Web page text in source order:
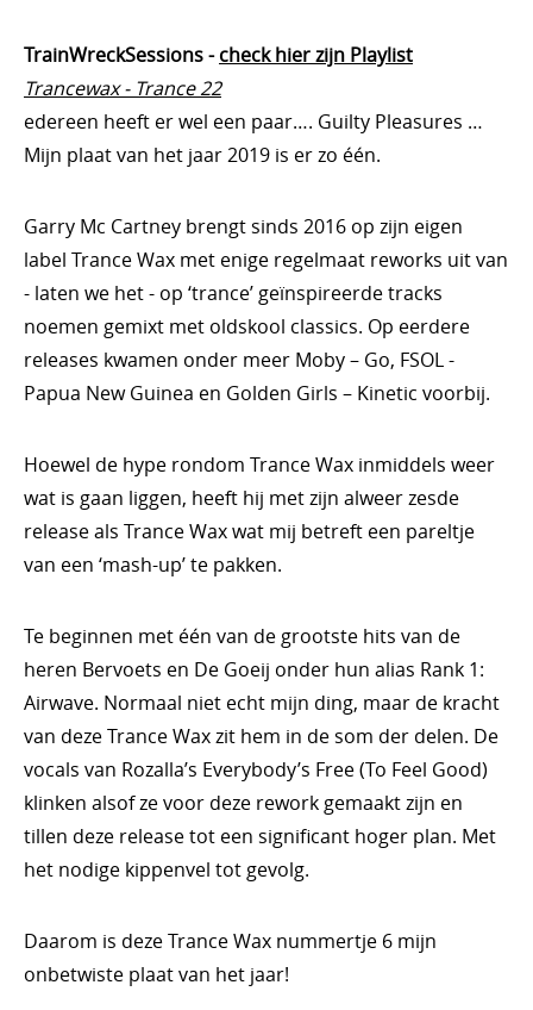
TrainWreckSessions -check hier zijn Playlist
Trancewax - Trance 22
edereen heeft er wel een paar…. Guilty Pleasures …
Mijn plaat van het jaar 2019 is er zo één.
Garry Mc Cartney brengt sinds 2016 op zijn eigen
label Trance Wax met enige regelmaat reworks uit van
- laten we het - op ‘trance’ geïnspireerde tracks
noemen gemixt met oldskool classics. Op eerdere
releases kwamen onder meer Moby – Go, FSOL -
Papua New Guinea en Golden Girls – Kinetic voorbij.
Hoewel de hype rondom Trance Wax inmiddels weer
wat is gaan liggen, heeft hij met zijn alweer zesde
release als Trance Wax wat mij betreft een pareltje
van een ‘mash-up’ te pakken.
Te beginnen met één van de grootste hits van de
heren Bervoets en De Goeij onder hun alias Rank 1:
Airwave. Normaal niet echt mijn ding, maar de kracht
van deze Trance Wax zit hem in de som der delen. De
vocals van Rozalla’s Everybody’s Free (To Feel Good)
klinken alsof ze voor deze rework gemaakt zijn en
tillen deze release tot een significant hoger plan. Met
het nodige kippenvel tot gevolg.
Daarom is deze Trance Wax nummertje 6 mijn
onbetwiste plaat van het jaar!